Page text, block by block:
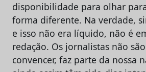
disponibilidade para olhar
forma diferente. Na verdade,
e isso não era líquido, não é
redação. Os jornalistas não
convencer, faz parte da nossa